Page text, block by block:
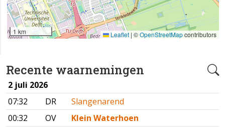
Recente waarnemingen
2 juli 2026
07:32
DR
Slangenarend
00:32
OV
Klein Waterhoen
1 km Leaflet | ©OpenStreetMapcontributors